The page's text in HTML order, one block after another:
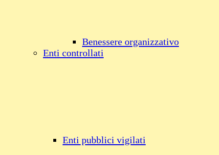
Benessere organizzativo
Enti controllati
Enti pubblici vigilati